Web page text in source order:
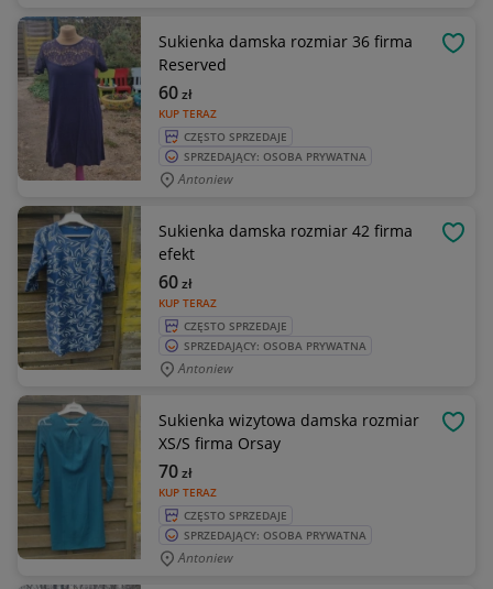
Sukienka damska rozmiar 36 firma
Reserved
KUP TERAZ
60zł
CZĘSTO SPRZEDAJE
SPRZEDAJĄCY: OSOBA PRYWATNA
Antoniew
Sukienka damska rozmiar 42 firma
efekt
KUP TERAZ
60zł
CZĘSTO SPRZEDAJE
SPRZEDAJĄCY: OSOBA PRYWATNA
Antoniew
Sukienka wizytowa damska rozmiar
XS/S firma Orsay
KUP TERAZ
70zł
CZĘSTO SPRZEDAJE
SPRZEDAJĄCY: OSOBA PRYWATNA
Antoniew